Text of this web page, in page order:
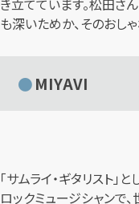
き立てています。松田
も深いためか、そのおし
MIYAVI
「サムライ・ギタリスト
ロックミュージシャンで